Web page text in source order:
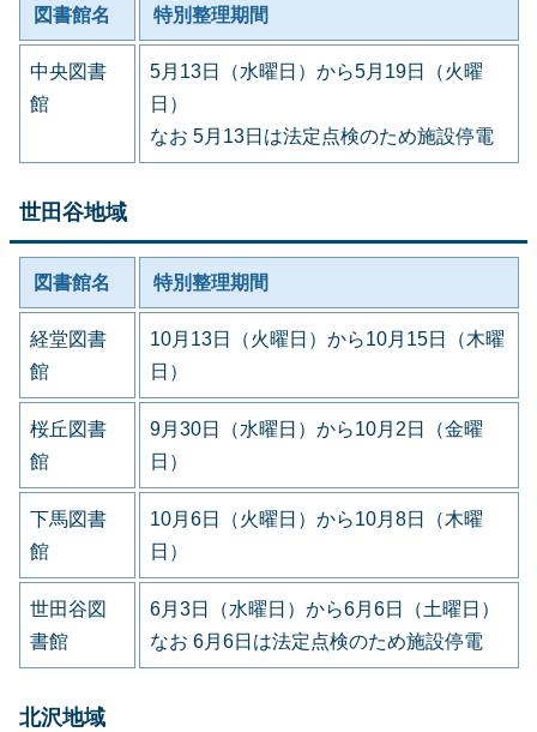
図書館名 特別整理期間
中央図書
館
5月13日（水曜日）から5月19日（火曜
日）
なお 5月13日は法定点検のため施設停電
世田谷地域
図書館名 特別整理期間
経堂図書
館
10月13日（火曜日）から10月15日（木曜
日）
桜丘図書
館
9月30日（水曜日）から10月2日（金曜
日）
下馬図書
館
10月6日（火曜日）から10月8日（木曜
日）
世田谷図
書館
6月3日（水曜日）から6月6日（土曜日）
なお 6月6日は法定点検のため施設停電
北沢地域